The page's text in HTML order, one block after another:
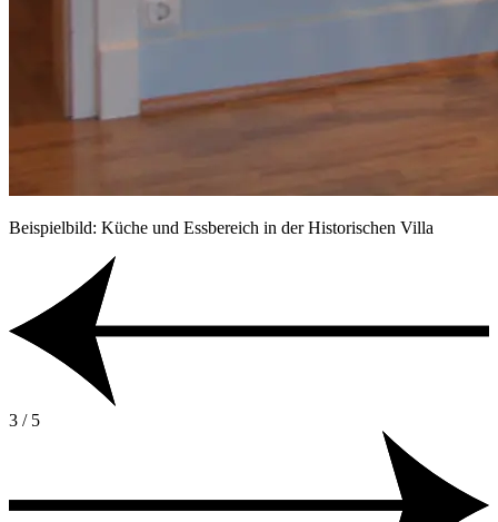
Beispielbild: Küche und Essbereich in der Historischen Villa
3 / 5